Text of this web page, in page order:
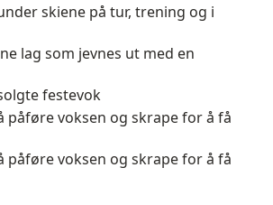
skiene på tur, trening og i
lag som jevnes ut med en
festevok
påføre voksen og skrape for å få
påføre voksen og skrape for å få